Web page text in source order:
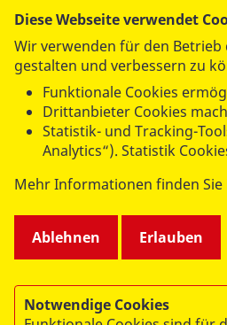
Diese Webseite verwendet
Wir verwenden für den Betrieb
gestalten und verbessern zu
Funktionale Cookies
Drittanbieter Cookies
Statistik- und Tracking-
Analytics“). Statistik
Mehr Informationen finden
Ablehnen Erlauben
Notwendige Cookies